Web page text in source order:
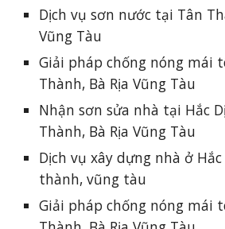
Dịch vụ sơn nước tại Tân
Vũng Tàu
Giải pháp chống nóng mái
Thành, Bà Rịa Vũng Tàu
Nhận sơn sửa nhà tại Hắc
Thành, Bà Rịa Vũng Tàu
Dịch vụ xây dựng nhà ở
thành, vũng tàu
Giải pháp chống nóng mái